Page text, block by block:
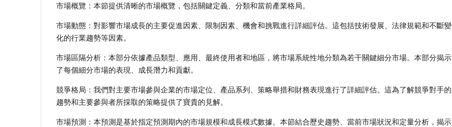
市場概覽：本節提供清晰的市場概覽，包括關鍵定義、分類和當前產業格局。
市場動態：對影響市場成長的主要促進因素、限制因素、機會和挑戰進行詳細評估。這包括技術發展、法律規範和不斷變
化的行業趨勢等因素。
市場區隔分析：本部分依據產品類型、應用、最終使用者和地區，將市場系統性地分類為若干關鍵細分市場。本部分揭示
了每個細分市場的表現、成長潛力和貢獻。
競爭格局：我們對主要市場參與企業的市場定位、產品系列、策略舉措和財務表現進行了詳細評估。這為了解競爭對手的
趨勢和主要參與者所採取的策略提供了寶貴的見解。
市場預測：本預測是基於指定預測期內的市場規模和成長模式數據。本節結合歷史趨勢、當前市場狀況和定量分析，揭示